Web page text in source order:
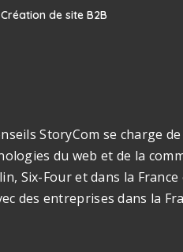
Création de site B2B
StoryCom se
du web et de la
Six-Four et dans la
des entreprises dans la